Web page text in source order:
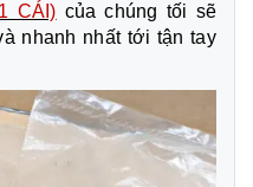
CÁI) của chúng tối sẽ
nhanh nhất tới tận tay